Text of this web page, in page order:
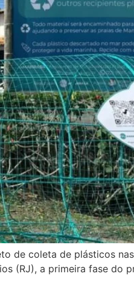
de coleta de plásticos
(RJ), a primeira fase do